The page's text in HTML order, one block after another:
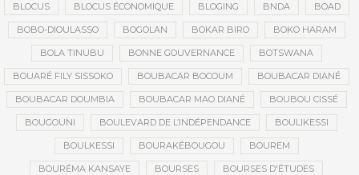
BLOCUS BLOCUS ÉCONOMIQUE BLOGING BNDA BOAD
BOBO-DIOULASSO BOGOLAN BOKAR BIRO BOKO HARAM
BOLA TINUBU BONNE GOUVERNANCE BOTSWANA
BOUARÉ FILY SISSOKO BOUBACAR BOCOUM BOUBACAR DIANÉ
BOUBACAR DOUMBIA BOUBACAR MAO DIANÉ BOUBOU CISSÉ
BOUGOUNI BOULEVARD DE L’INDÉPENDANCE BOULIKESSI
BOULKESSI BOURAKÉBOUGOU BOUREM
BOURÉMA KANSAYE BOURSES BOURSES D'ÉTUDES